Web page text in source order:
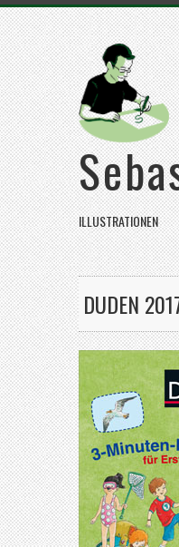
ILLUSTRATIONEN
DUDEN